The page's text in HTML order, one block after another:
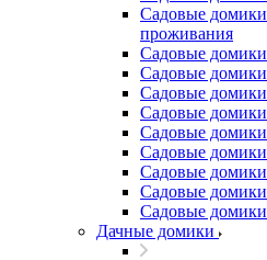
Садовые
проживания
Садовые
Садовые
Садовые
Садовые
Садовые
Садовые
Садовые
Садовые домики
Садовые
Дачные домики